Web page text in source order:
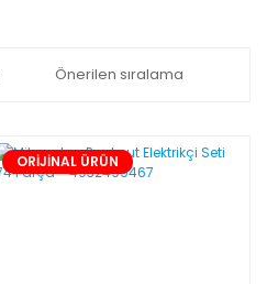
ORİJİNAL ÜRÜN